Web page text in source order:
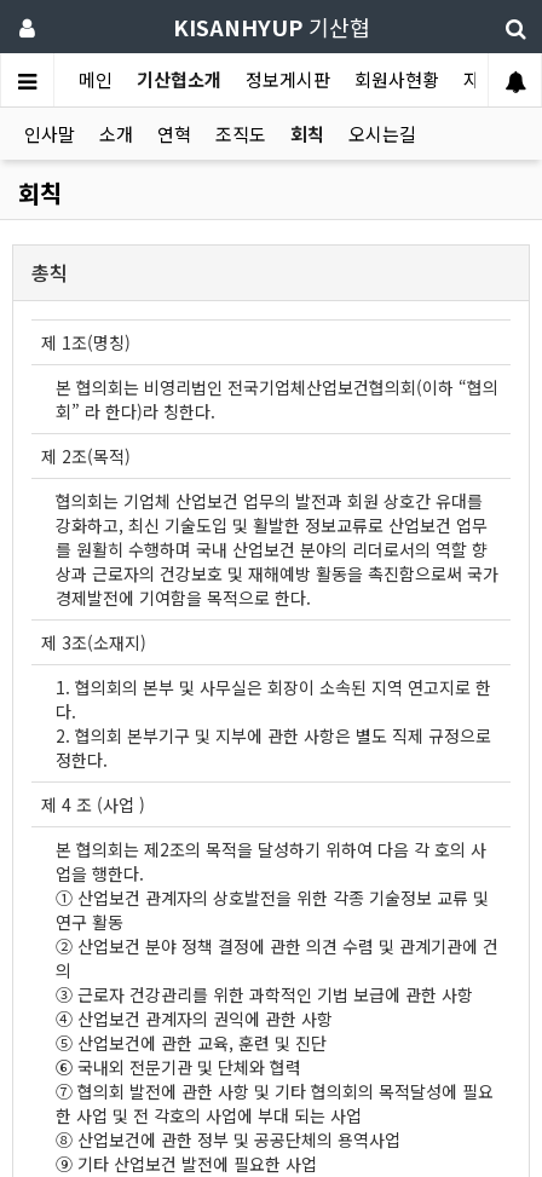
KISANHYUP기산협
메인 기산협소개 정보게시판 회원사현황 자유게시
인사말 소개 연혁 조직도 회칙 오시는길
회칙
총칙
제 1조(명칭)
본 협의회는 비영리법인 전국기업체산업보건협의회(이하 “협의
회” 라 한다)라 칭한다.
제 2조(목적)
협의회는 기업체 산업보건 업무의 발전과 회원 상호간 유대를
강화하고, 최신 기술도입 및 활발한 정보교류로 산업보건 업무
를 원활히 수행하며 국내 산업보건 분야의 리더로서의 역할 향
상과 근로자의 건강보호 및 재해예방 활동을 촉진함으로써 국가
경제발전에 기여함을 목적으로 한다.
제 3조(소재지)
1. 협의회의 본부 및 사무실은 회장이 소속된 지역 연고지로 한
다.
2. 협의회 본부기구 및 지부에 관한 사항은 별도 직제 규정으로
정한다.
제 4 조 (사업 )
본 협의회는 제2조의 목적을 달성하기 위하여 다음 각 호의 사
업을 행한다.
① 산업보건 관계자의 상호발전을 위한 각종 기술정보 교류 및
연구 활동
② 산업보건 분야 정책 결정에 관한 의견 수렴 및 관계기관에 건
의
③ 근로자 건강관리를 위한 과학적인 기법 보급에 관한 사항
④ 산업보건 관계자의 권익에 관한 사항
⑤ 산업보건에 관한 교육, 훈련 및 진단
⑥ 국내외 전문기관 및 단체와 협력
⑦ 협의회 발전에 관한 사항 및 기타 협의회의 목적달성에 필요
한 사업 및 전 각호의 사업에 부대 되는 사업
⑧ 산업보건에 관한 정부 및 공공단체의 용역사업
⑨ 기타 산업보건 발전에 필요한 사업